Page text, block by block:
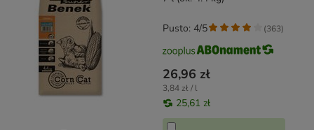
26,96 zł
3,84 zł / l
25,61 zł
Pusto: 4/5 (363)